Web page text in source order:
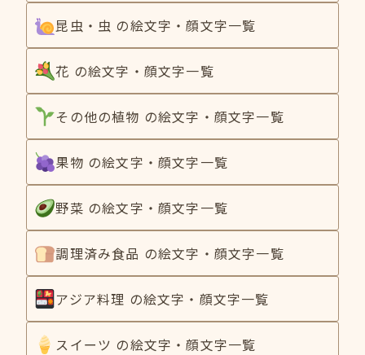
昆虫・虫 の絵文字・顔文字一覧
花 の絵文字・顔文字一覧
その他の植物 の絵文字・顔文字一覧
果物 の絵文字・顔文字一覧
野菜 の絵文字・顔文字一覧
調理済み食品 の絵文字・顔文字一覧
アジア料理 の絵文字・顔文字一覧
スイーツ の絵文字・顔文字一覧